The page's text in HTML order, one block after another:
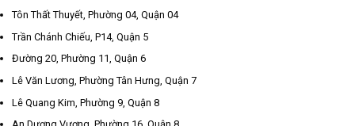
Tôn Thất Thuyết, Phường 04, Quận 04
Trần Chánh Chiếu, P14, Quận 5
Đường 20, Phường 11, Quận 6
Lê Văn Lương, Phường Tân Hưng, Quận 7
Lê Quang Kim, Phường 9, Quận 8